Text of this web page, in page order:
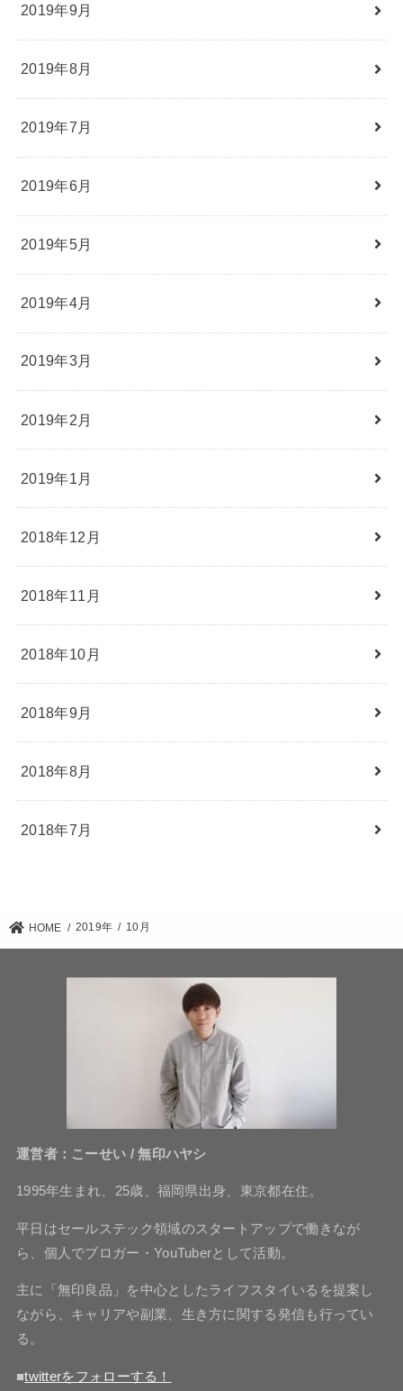
2019年9月
2019年8月
2019年7月
2019年6月
2019年5月
2019年4月
2019年3月
2019年2月
2019年1月
2018年12月
2018年11月
2018年10月
2018年9月
2018年8月
2018年7月
HOME 2019年 10月
運営者：こーせい / 無印ハヤシ
1995年生まれ、25歳、福岡県出身、東京都在住。
平日はセールステック領域のスタートアップで働きなが
ら、個人でブロガー・YouTuberとして活動。
主に「無印良品」を中心としたライフスタイいるを提案し
ながら、キャリアや副業、生き方に関する発信も行ってい
る。
■twitterをフォローする！